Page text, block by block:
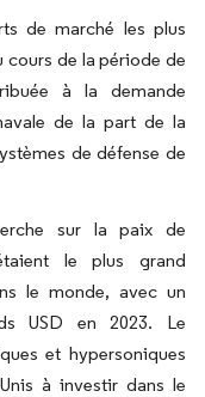
de marché les plus
cours de la période de
à la demande
de la part de la
de défense de
sur la paix de
le plus grand
le monde, avec un
USD en 2023. Le
et hypersoniques
à investir dans le